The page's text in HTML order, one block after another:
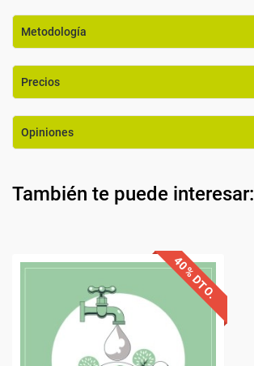
Metodología
Precios
Opiniones
También te puede interesar: